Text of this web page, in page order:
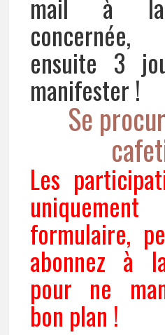
mail à la
ensuite 3
manifester !
Se
Les
formulaire,
abonnez à
pour ne
bon plan !